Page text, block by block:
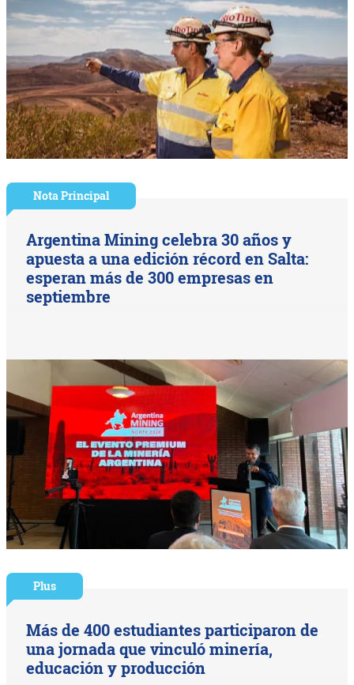
Nota Principal
Argentina Mining celebra 30 años y
apuesta a una edición récord en Salta:
esperan más de 300 empresas en
septiembre
Plus
Más de 400 estudiantes participaron de
una jornada que vinculó minería,
educación y producción